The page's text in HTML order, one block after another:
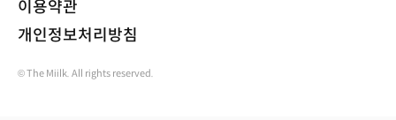
이용약관
개인정보처리방침
© The Miilk. All rights reserved.